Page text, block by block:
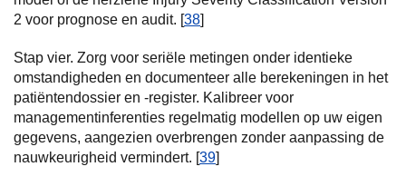
2 voor prognose en audit. [38]
Stap vier. Zorg voor seriële metingen onder identieke
omstandigheden en documenteer alle berekeningen in het
patiëntendossier en -register. Kalibreer voor
managementinferenties regelmatig modellen op uw eigen
gegevens, aangezien overbrengen zonder aanpassing de
nauwkeurigheid vermindert. [39]